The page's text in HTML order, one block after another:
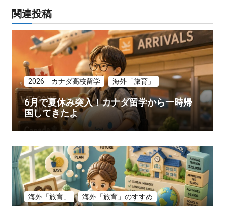
ー
ン
関連投稿
2026 カナダ高校留学 海外「旅育」
6月で夏休み突入！カナダ留学から一時帰
国してきたよ
海外「旅育」 海外「旅育」のすすめ